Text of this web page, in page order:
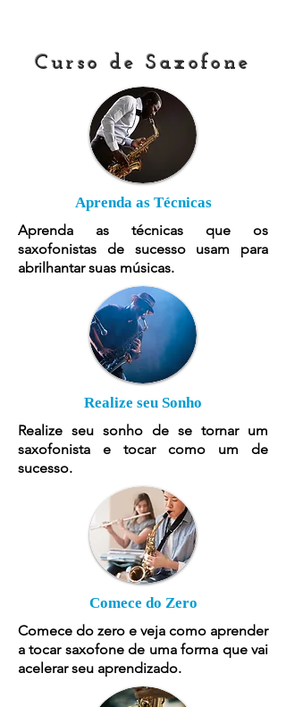
Curso de Saxofone
Aprenda as Técnicas
Aprenda as técnicas que os
saxofonistas de sucesso usam para
abrilhantar suas músicas.
Realize seu Sonho
Realize seu sonho de se tornar um
saxofonista e tocar como um de
sucesso.
Comece do Zero
Comece do zero e veja como aprender
a tocar saxofone de uma forma que vai
acelerar seu aprendizado.